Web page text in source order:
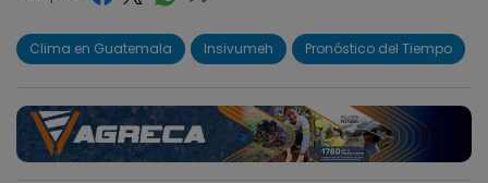
Clima en Guatemala Insivumeh Pronóstico del Tiempo